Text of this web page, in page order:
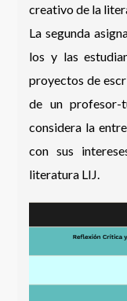
creativo de la
La segunda
los y las
proyectos de
de un profesor-
considera la
con sus
literatura LIJ.